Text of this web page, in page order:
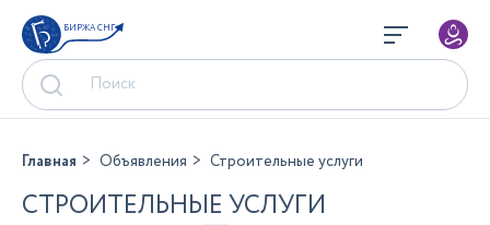
БИРЖА СНГ
Главная Объявления Строительные услуги
СТРОИТЕЛЬНЫЕ УСЛУГИ